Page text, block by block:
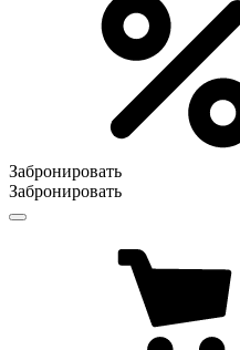
Забронировать
Забронировать